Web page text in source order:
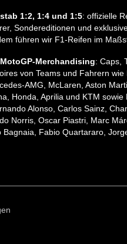
1:2, 1:4 und 1:5: offizielle
Sondereditionen und
führen wir F1-Reifen im
Merchandising: Caps,
von Teams und Fahrern wie
AMG, McLaren, Aston
Honda, Aprilia und KTM sowie
Alonso, Carlos Sainz,
Norris, Oscar Piastri, Marc
Bagnaia, Fabio Quartararo,